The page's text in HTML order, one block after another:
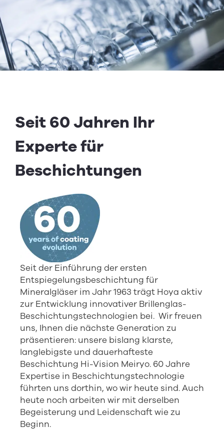
Seit 60 Jahren Ihr
Experte für
Beschichtungen
Seit der Einführung der ersten
Entspiegelungsbeschichtung für
Mineralgläser im Jahr 1963 trägt Hoya aktiv
zur Entwicklung innovativer Brillenglas-
Beschichtungstechnologien bei. Wir freuen
uns, Ihnen die nächste Generation zu
präsentieren: unsere bislang klarste,
langlebigste und dauerhafteste
Beschichtung Hi-Vision Meiryo. 60 Jahre
Expertise in Beschichtungstechnologie
führten uns dorthin, wo wir heute sind. Auch
heute noch arbeiten wir mit derselben
Begeisterung und Leidenschaft wie zu
Beginn.